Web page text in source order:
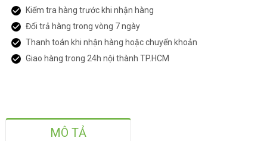
Kiểm tra hàng trước khi nhận hàng
Đổi trả hàng trong vòng 7 ngày
Thanh toán khi nhận hàng hoặc chuyển khoản
Giao hàng trong 24h nội thành TP.HCM
MÔ TẢ